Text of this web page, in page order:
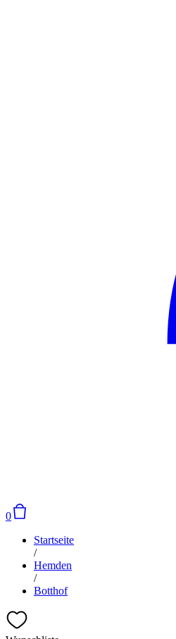
0
Startseite
/
Hemden
/
Botthof